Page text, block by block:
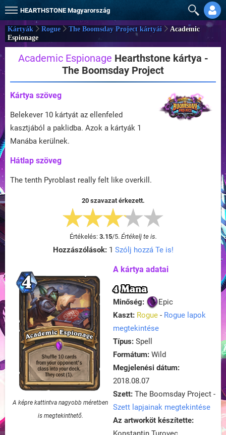
HEARTHSTONE Magyarország
Kártyák Rogue The Boomsday Project kártyái
Academic
Espionage
Academic Espionage Hearthstone kártya -
The Boomsday Project
Kártya szöveg
Belekever 10 kártyát az ellenfeled
kasztjából a paklidba. Azok a kártyák 1
Manába kerülnek.
Hátlap szöveg
The tenth Pyroblast really felt like overkill.
20 szavazat érkezett.
Értékelés: 3.15/5. Értékelj te is.
Hozzászólások:1 Szólj hozzá Te is!
A képre kattintva nagyobb méretben
is megtekinthető.
A kártya adatai
4 Mana
Minőség:
Epic
Kaszt: Rogue - Rogue lapok
megtekintése
Típus: Spell
Formátum: Wild
Megjelenési dátum:
2018.08.07
Szett: The Boomsday Project -
Szett lapjainak megtekintése
Az artworköt készítette: